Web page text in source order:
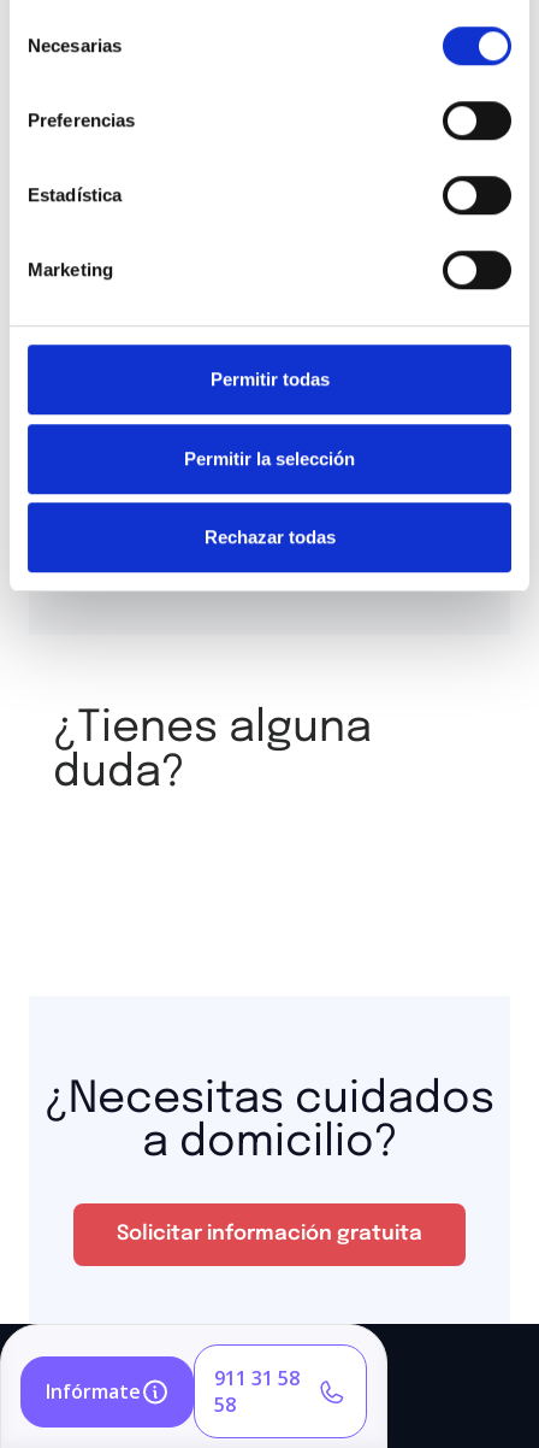
Necesarias
Preferencias
Estadística
Marketing
Permitir todas
Permitir la selección
Rechazar todas
queridos.
Selecciona que necesitas
política de privacidad
¿Tienes alguna
duda?
¿Necesitas cuidados
a domicilio?
Solicitar información gratuita
Infórmate
911 31 58
58